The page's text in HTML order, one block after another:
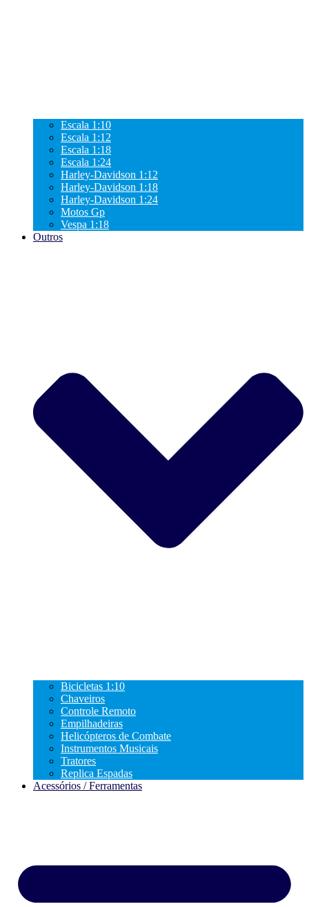
Escala 1:10
Escala 1:12
Escala 1:18
Escala 1:24
Harley-Davidson 1:12
Harley-Davidson 1:18
Harley-Davidson 1:24
Motos Gp
Vespa 1:18
Outros
Bicicletas 1:10
Chaveiros
Controle Remoto
Empilhadeiras
Helicópteros de Combate
Instrumentos Musicais
Tratores
Replica Espadas
Acessórios / Ferramentas